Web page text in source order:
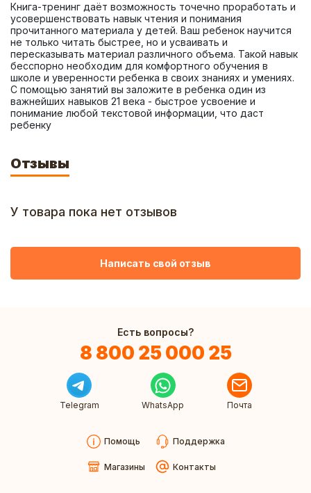
Книга-тренинг даёт возможность точечно проработать и
усовершенствовать навык чтения и понимания
прочитанного материала у детей. Ваш ребенок научится
не только читать быстрее, но и усваивать и
пересказывать материал различного объема. Такой навык
бесспорно необходим для комфортного обучения в
школе и уверенности ребенка в своих знаниях и умениях.
С помощью занятий вы заложите в ребенка один из
важнейших навыков 21 века - быстрое усвоение и
понимание любой текстовой информации, что даст
ребенку
Отзывы
У товара пока нет отзывов
Написать свой отзыв
Есть вопросы?
8 800 25 000 25
Telegram WhatsApp Почта
Помощь Поддержка
Магазины Контакты